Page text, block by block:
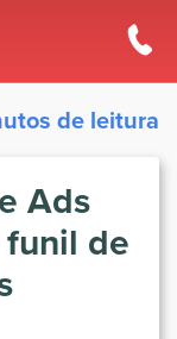
de leitura
Ads
de